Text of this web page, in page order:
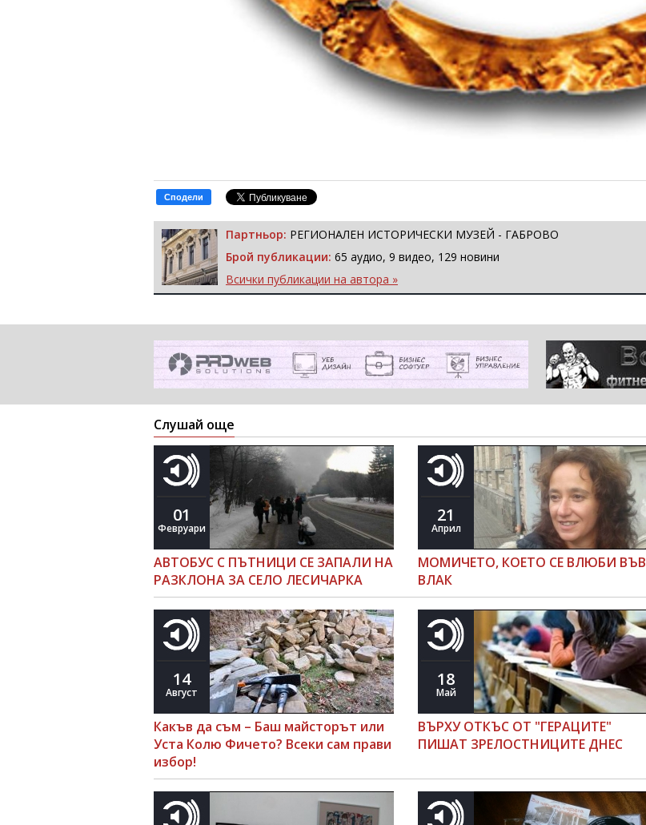
Сподели
Партньор: РЕГИОНАЛЕН ИСТОРИЧЕСКИ МУЗЕЙ - ГАБРОВО
Брой публикации: 65 аудио, 9 видео, 129 новини
Всички публикации на автора »
Слушай още
01
Февруари
АВТОБУС С ПЪТНИЦИ СЕ ЗАПАЛИ НА
РАЗКЛОНА ЗА СЕЛО ЛЕСИЧАРКА
21
Април
МОМИЧЕТО, КОЕТО СЕ ВЛЮБИ ВЪВ
ВЛАК
14
Август
Какъв да съм – Баш майсторът или
Уста Колю Фичето? Всеки сам прави
избор!
18
Май
ВЪРХУ ОТКЪС ОТ "ГЕРАЦИТЕ"
ПИШАТ ЗРЕЛОСТНИЦИТЕ ДНЕС